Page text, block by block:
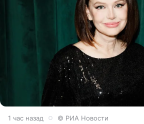
1 час назад © РИА Новости